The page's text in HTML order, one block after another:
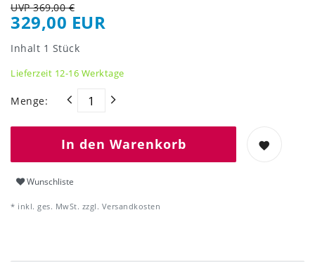
UVP 369,00 €
329,00 EUR
Inhalt 1 Stück
Lieferzeit 12-16 Werktage
Menge:
In den Warenkorb
Wunschliste
* inkl. ges. MwSt. zzgl. Versandkosten